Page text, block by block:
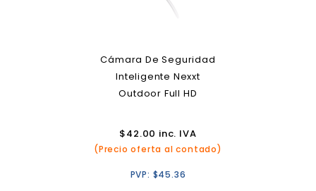
Cámara De Seguridad
Inteligente Nexxt
Outdoor Full HD
$42.00 inc. IVA
(Precio oferta al contado)
PVP: $45.36